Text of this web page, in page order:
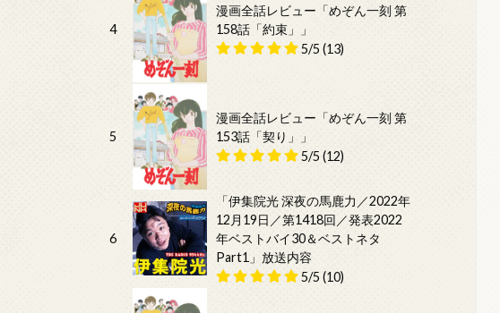
4
漫画全話レビュー「めぞん一刻 第
158話「約束」」
5/5 (13)
5
漫画全話レビュー「めぞん一刻 第
153話「契り」」
5/5 (12)
6
「伊集院光 深夜の馬鹿力／2022年
12月19日／第1418回／発表2022
年ベストバイ30＆ベストネタ
Part1」放送内容
5/5 (10)